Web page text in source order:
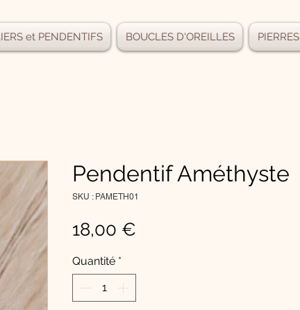
et PENDENTIFS BOUCLES D'OREILLES PIERRES
Pendentif Améthyste
SKU : PAMETH01
18,00 €
Quantité *